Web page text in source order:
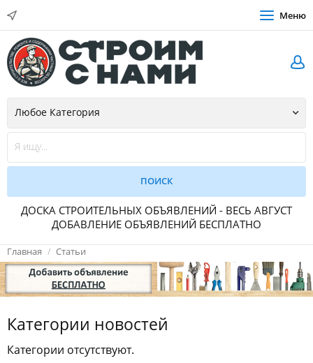
Меню
ДОСКА СТРОИТЕЛЬНЫХ ОБЪЯВЛЕНИЙ - ВЕСЬ АВГУСТ
ДОБАВЛЕНИЕ ОБЪЯВЛЕНИЙ БЕСПЛАТНО
Главная Статьи
Категории новостей
Категории отсутствуют.